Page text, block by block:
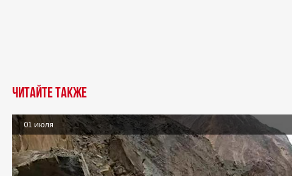
Читайте также
01 июля